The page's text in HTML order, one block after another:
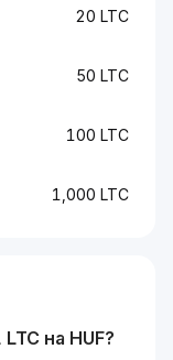
20 LTC
50 LTC
100 LTC
1,000 LTC
LTC на HUF?